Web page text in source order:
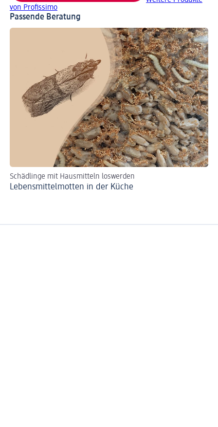
von Profissimo
Passende Beratung
Schädlinge mit Hausmitteln loswerden
Lebensmittelmotten in der Küche